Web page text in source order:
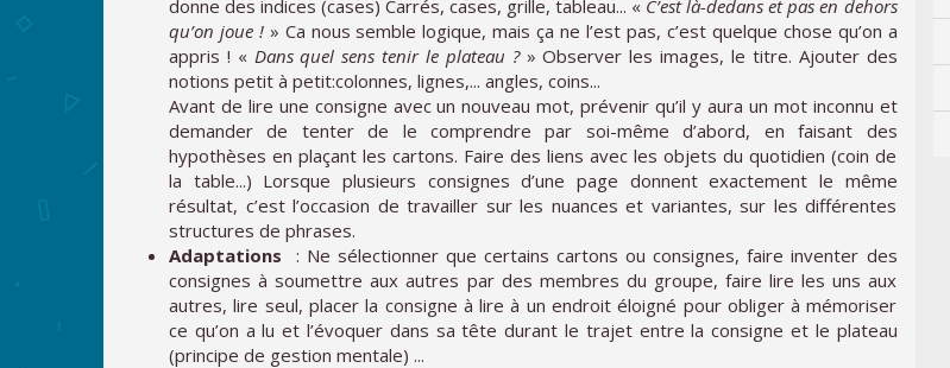
donne des indices (cases) Carrés, cases, grille, tableau... « C’est là-dedans et pas en dehors
qu’on joue !» Ca nous semble logique, mais ça ne l’est pas, c’est quelque chose qu’on a
appris ! « Dans quel sens tenir le plateau ?» Observer les images, le titre. Ajouter des
notions petit à petit:colonnes, lignes,... angles, coins...
Avant de lire une consigne avec un nouveau mot, prévenir qu’il y aura un mot inconnu et
demander de tenter de le comprendre par soi-même d’abord, en faisant des
hypothèses en plaçant les cartons. Faire des liens avec les objets du quotidien (coin de
la table...) Lorsque plusieurs consignes d’une page donnent exactement le même
résultat, c’est l’occasion de travailler sur les nuances et variantes, sur les différentes
structures de phrases.
Adaptations
: Ne sélectionner que certains cartons ou consignes, faire inventer des
consignes à soumettre aux autres par des membres du groupe, faire lire les uns aux
autres, lire seul, placer la consigne à lire à un endroit éloigné pour obliger à mémoriser
ce qu’on a lu et l’évoquer dans sa tête durant le trajet entre la consigne et le plateau
(principe de gestion mentale) ...